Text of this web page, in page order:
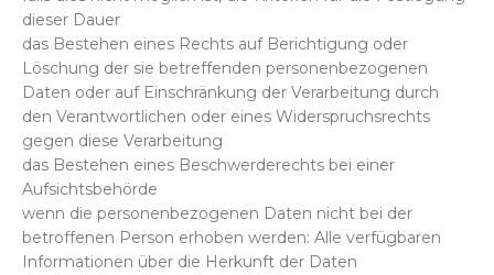
dieser Dauer
das Bestehen eines Rechts auf Berichtigung oder
Löschung der sie betreffenden personenbezogenen
Daten oder auf Einschränkung der Verarbeitung durch
den Verantwortlichen oder eines Widerspruchsrechts
gegen diese Verarbeitung
das Bestehen eines Beschwerderechts bei einer
Aufsichtsbehörde
wenn die personenbezogenen Daten nicht bei der
betroffenen Person erhoben werden: Alle verfügbaren
Informationen über die Herkunft der Daten